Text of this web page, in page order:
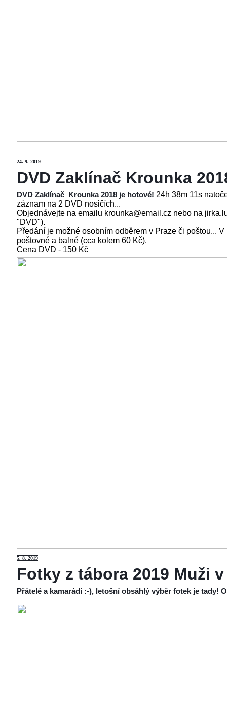
24. 9. 2019
DVD Zaklínač Krounka
DVD Zaklínač Krounka 2018 je hotové! 24h 38m 11s
záznam na 2 DVD nosičích...
Objednávejte na emailu krounka@email.cz nebo na
"DVD").
Předání je možné osobním odběrem v Praze či poštou...
poštovné a balné (cca kolem 60 Kč).
Cena DVD - 150 Kč
5. 8. 2019
Fotky z tábora 2019 Muži
Přátelé a kamarádi :-), letošní obsáhlý výběr fotek je tady!